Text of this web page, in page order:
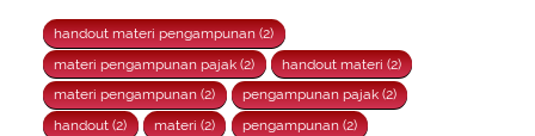
handout materi pengampunan (2)
materi pengampunan pajak (2)
handout materi (2)
materi pengampunan (2)
pengampunan pajak (2)
handout (2)
materi (2)
pengampunan (2)